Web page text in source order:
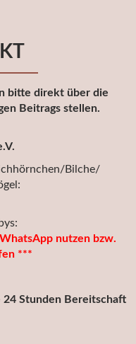
bitte direkt über die
Beitrags stellen.
Bilche/
nutzen bzw.
***
24 Stunden Bereitschaft